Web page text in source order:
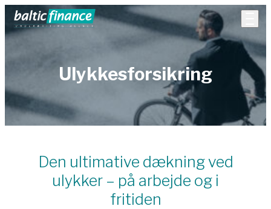
Ulykkesforsikring
Den ultimative dækning ved
ulykker – på arbejde og i
fritiden